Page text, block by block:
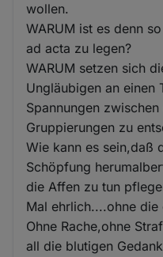
wollen.
WARUM ist es denn
ad acta zu legen?
WARUM setzen sich
Ungläubigen an einen
Spannungen
Gruppierungen zu
Wie kann es sein,daß
Schöpfung
die Affen zu tun
Mal ehrlich....ohne
Ohne Rache,ohne
all die blutigen